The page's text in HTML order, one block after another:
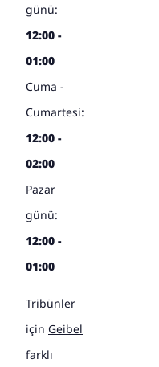
günü:
12:00 -
01:00
Cuma -
Cumartesi:
12:00 -
02:00
Pazar
günü:
12:00 -
01:00
Tribünler
için Geibel
farklı